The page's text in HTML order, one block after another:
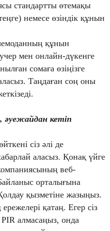
стандартты өтемақы
немесе өзіндік құнын
құнын
мен онлайн-дүкенге
сомаға өзіңізге
Таңдаған соң оны
кетіп
сіз әлі де
аласыз. Қонақ үйге
веб-
орталығына
қызметіне жазыңыз.
қатаң. Егер сіз
алмасаңыз, онда